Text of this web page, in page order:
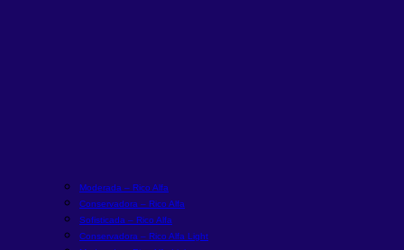
Moderada – Rico Alfa
Conservadora – Rico Alfa
Sofisticada – Rico Alfa
Conservadora – Rico Alfa Light